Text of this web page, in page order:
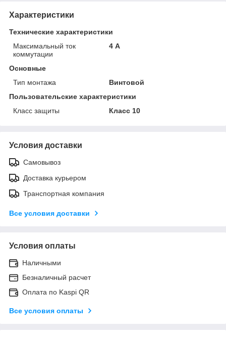
Характеристики
Технические характеристики
Максимальный ток
коммутации
4 А
Основные
Тип монтажа
Винтовой
Пользовательские характеристики
Класс защиты
Класс 10
Условия доставки
Самовывоз
Доставка курьером
Транспортная компания
Все условия доставки
Условия оплаты
Наличными
Безналичный расчет
Оплата по Kaspi QR
Все условия оплаты